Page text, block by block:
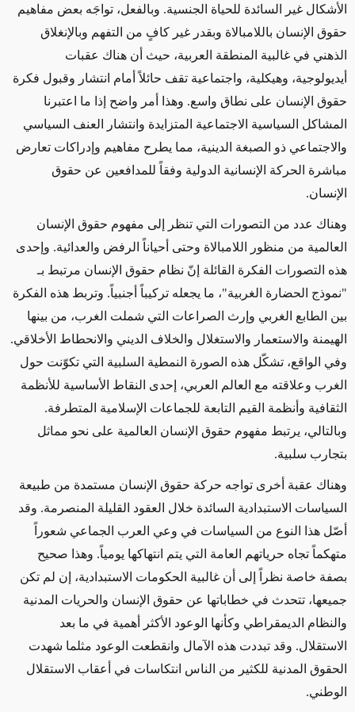
الأشكال غير السائدة للحياة الجنسية. وبالفعل، تواجَه بعض مفاهيم
حقوق الإنسان باللامبالاة وبقدر غير كافٍ من التفهم وبالإنغلاق
الذهني في غالبية المنطقة العربية، حيث أن هناك عقبات
أيديولوجية، وهيكلية، واجتماعية تقف حائلاً أمام انتشار وقبول فكرة
حقوق الإنسان على نطاق واسع. وهذا أمر واضح إذا ما اعتبرنا
المشاكل السياسية الاجتماعية المتزايدة وانتشار العنف السياسي
والاجتماعي ذو الصبغة الدينية، مما يطرح مفاهيم وإدراكات تعارض
مباشرة الحركة الإنسانية الدولية وفقاً للمدافعين عن حقوق
الإنسان.
وهناك عدد من التصورات التي تنظر إلى مفهوم حقوق الإنسان
العالمية من منظور اللامبالاة وحتى أحياناً الرفض والعدائية. وإحدى
هذه التصورات الفكرة القائلة إنّ نظام حقوق الإنسان مرتبط بـ
"نموذج الحضارة الغربية"، ما يجعله تركيباً أجنبياً. وتربط هذه الفكرة
بين الطابع الغربي وإرث الصراعات التي شملت الغرب، من بينها
الهيمنة والاستعمار والاستغلال والخلاف الديني والانحطاط الأخلاقي.
وفي الواقع، تشكّل هذه الصورة النمطية السلبية التي تكوّنت حول
الغرب وعلاقته مع العالم العربي، إحدى النقاط الأساسية للأنظمة
الثقافية وأنظمة القيم التابعة للجماعات الإسلامية المتطرفة.
وبالتالي، يرتبط مفهوم حقوق الإنسان العالمية على نحو مماثل
بتجارب سلبية.
وهناك عقبة أخرى تواجه حركة حقوق الإنسان مستمدة من طبيعة
السياسات الاستبدادية السائدة خلال العقود القليلة المنصرمة. وقد
أصّل هذا النوع من السياسات في وعي العرب الجماعي شعوراً
متهكماً تجاه حرياتهم العامة التي يتم انتهاكها يومياً. وهذا صحيح
بصفة خاصة نظراً إلى أن غالبية الحكومات الاستبدادية، إن لم تكن
جميعها، تتحدث في خطاباتها عن حقوق الإنسان والحريات المدنية
والنظام الديمقراطي وكأنها الوعود الأكثر أهمية في ما بعد
الاستقلال. وقد تبددت هذه الآمال وانقطعت الوعود مثلما شهدت
الحقوق المدنية للكثير من الناس انتكاسات في أعقاب الاستقلال
الوطني.